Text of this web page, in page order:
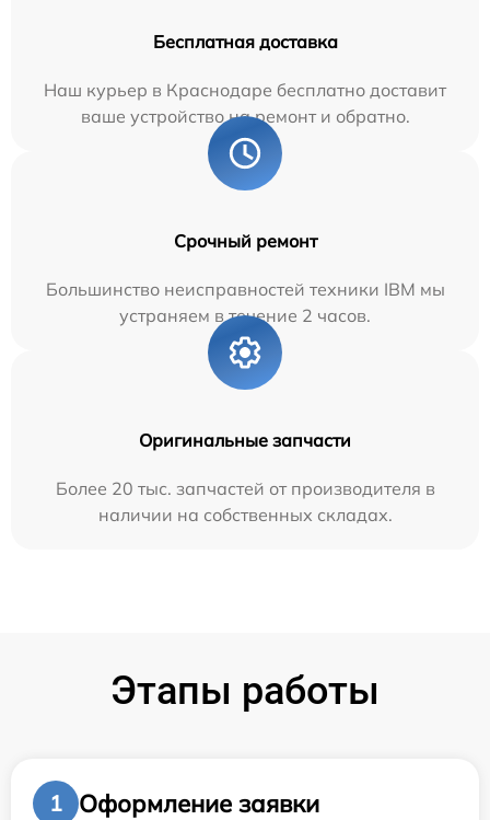
Бесплатная доставка
Наш курьер в Краснодаре бесплатно доставит
ваше устройство на ремонт и обратно.
Срочный ремонт
Большинство неисправностей техники IBM мы
устраняем в течение 2 часов.
Оригинальные запчасти
Более 20 тыс. запчастей от производителя в
наличии на собственных складах.
Этапы работы
1
Оформление заявки